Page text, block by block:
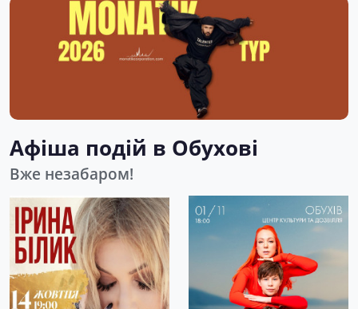
Афіша подій в Обухові
Вже незабаром!